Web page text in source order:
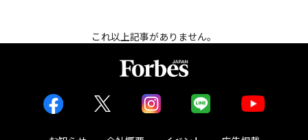
これ以上記事がありません。